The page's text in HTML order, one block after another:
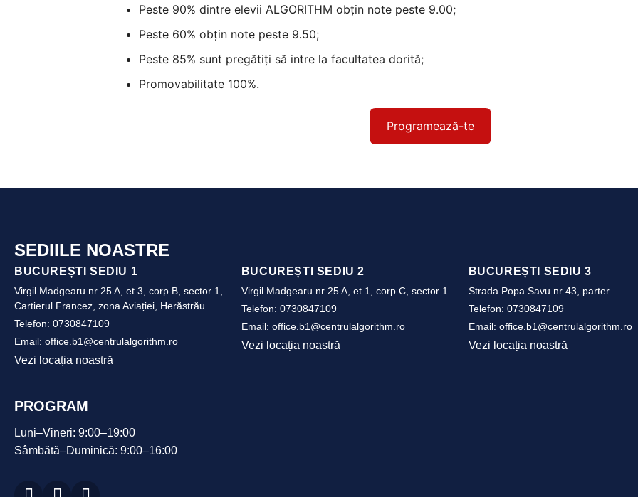
Peste 90% dintre elevii ALGORITHM obțin note peste 9.00;
Peste 60% obțin note peste 9.50;
Peste 85% sunt pregătiți să intre la facultatea dorită;
Promovabilitate 100%.
Programează-te
SEDIILE NOASTRE
BUCUREȘTI SEDIU 1
Virgil Madgearu nr 25 A, et 3, corp B, sector 1,
Cartierul Francez, zona Aviației, Herăstrău
Telefon: 0730847109
Email: office.b1@centrulalgorithm.ro
Vezi locația noastră
BUCUREȘTI SEDIU 2
Virgil Madgearu nr 25 A, et 1, corp C, sector 1
Telefon: 0730847109
Email: office.b1@centrulalgorithm.ro
Vezi locația noastră
BUCUREȘTI SEDIU 3
Strada Popa Savu nr 43, parter
Telefon: 0730847109
Email: office.b1@centrulalgorithm.ro
Vezi locația noastră
PROGRAM
Luni–Vineri: 9:00–19:00
Sâmbătă–Duminică: 9:00–16:00